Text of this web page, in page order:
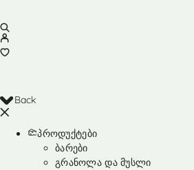
Back
პროდუქტები
ბარები
გრანოლა და მუსლი